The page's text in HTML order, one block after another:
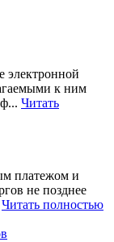
электронной
к ним
Читать
платежом и
не позднее
Читать полностью